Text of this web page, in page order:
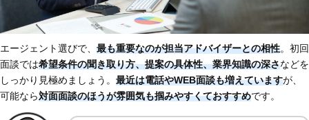
エージェント選びで、 最も重要なのが担当アドバイザーとの相性。初回
面談では希望条件の聞き取り方、提案の具体性、業界知識の深さなどを
しっかり見極めましょう。 最近は電話やWEB面談も増えていますが、
可能なら対面面談のほうが雰囲気も掴みやすくておすすめです。